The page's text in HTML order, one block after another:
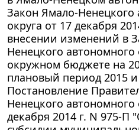
Закон Ямало-Ненецкого
округа от 17 декабря
внесении изменений в
Ненецкого автономного
окружном бюджете на
плановый период 2015 и
Постановление
Ненецкого автономного
декабря 2014 г. N 975-П